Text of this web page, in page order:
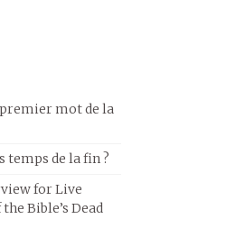
mot de la
temps de la fin ?
for Live
Bible’s Dead